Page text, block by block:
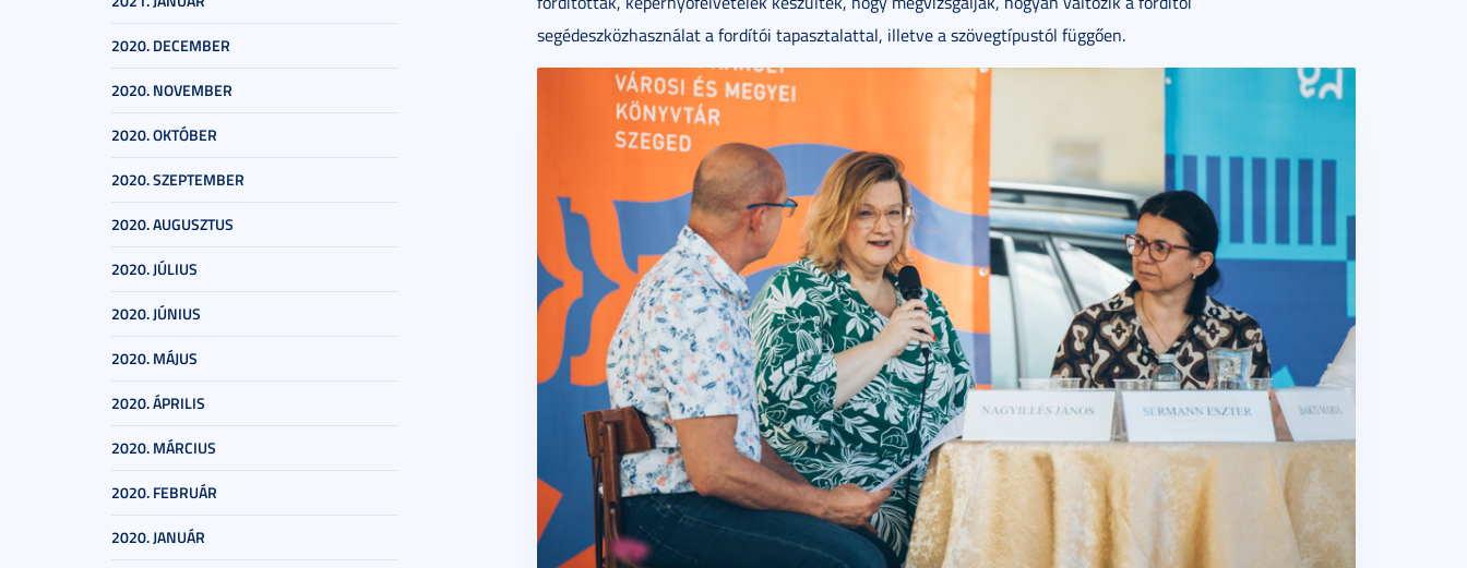
2020. DECEMBER
2020. NOVEMBER
2020. OKTÓBER
2020. SZEPTEMBER
2020. AUGUSZTUS
2020. JÚLIUS
2020. JÚNIUS
2020. MÁJUS
2020. ÁPRILIS
2020. MÁRCIUS
2020. FEBRUÁR
2020. JANUÁR
segédeszközhasználat a fordítói tapasztalattal, illetve a szövegtípustól függően.